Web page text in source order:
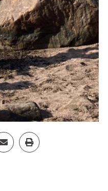
Jaa EmailJaa Print